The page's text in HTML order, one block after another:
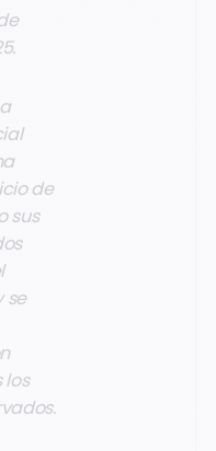
de
sus
se
los